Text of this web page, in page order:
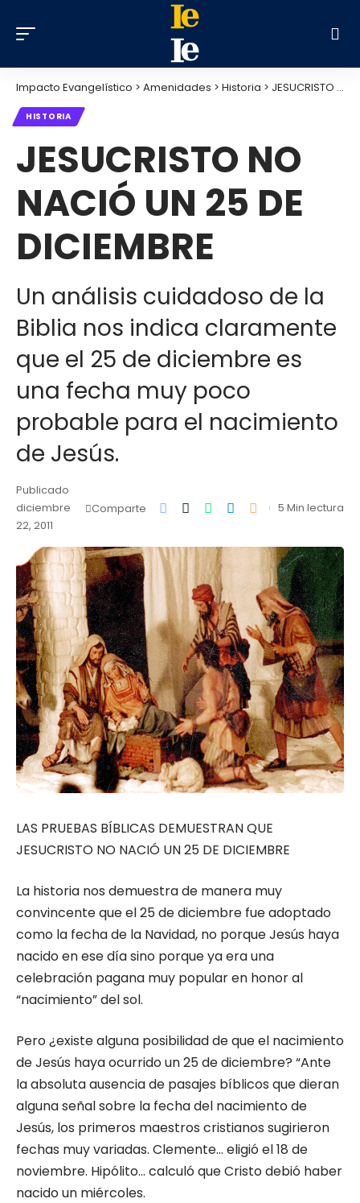
Impacto Evangelístico > Amenidades > Historia > JESUCRISTO NO NACIÓ UN 25 DE DICIEMBRE
HISTORIA
JESUCRISTO NO
NACIÓ UN 25 DE
DICIEMBRE
Un análisis cuidadoso de la
Biblia nos indica claramente
que el 25 de diciembre es
una fecha muy poco
probable para el nacimiento
de Jesús.
Publicado
diciembre
22, 2011
Comparte 5 Min lectura
LAS PRUEBAS BÍBLICAS DEMUESTRAN QUE
JESUCRISTO NO NACIÓ UN 25 DE DICIEMBRE
La historia nos demuestra de manera muy
convincente que el 25 de diciembre fue adoptado
como la fecha de la Navidad, no porque Jesús haya
nacido en ese día sino porque ya era una
celebración pagana muy popular en honor al
“nacimiento” del sol.
Pero ¿existe alguna posibilidad de que el nacimiento
de Jesús haya ocurrido un 25 de diciembre? “Ante
la absoluta ausencia de pasajes bíblicos que dieran
alguna señal sobre la fecha del nacimiento de
Jesús, los primeros maestros cristianos sugirieron
fechas muy variadas. Clemente… eligió el 18 de
noviembre. Hipólito… calculó que Cristo debió haber
nacido un miércoles.